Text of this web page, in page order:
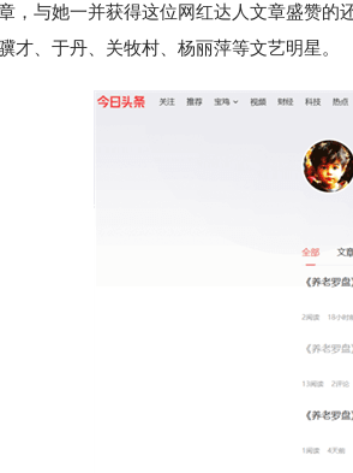
，与她一并获得这位网红达人文章盛赞的
才、于丹、关牧村、杨丽萍等文艺明星。